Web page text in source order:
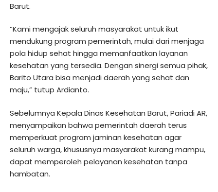
Barut.
“Kami mengajak seluruh masyarakat untuk ikut
mendukung program pemerintah, mulai dari menjaga
pola hidup sehat hingga memanfaatkan layanan
kesehatan yang tersedia. Dengan sinergi semua pihak,
Barito Utara bisa menjadi daerah yang sehat dan
maju,” tutup Ardianto.
Sebelumnya Kepala Dinas Kesehatan Barut, Pariadi AR,
menyampaikan bahwa pemerintah daerah terus
memperkuat program jaminan kesehatan agar
seluruh warga, khususnya masyarakat kurang mampu,
dapat memperoleh pelayanan kesehatan tanpa
hambatan.